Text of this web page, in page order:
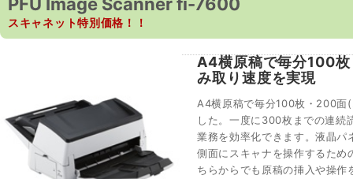
スキャネット特別価格！！
A4横原稿で毎分100
み取り速度を実現
A4横原稿で毎分100枚・200
した。一度に300枚までの連続
業務を効率化できます。液晶
側面にスキャナを操作するた
ちらからでも原稿の挿入や操